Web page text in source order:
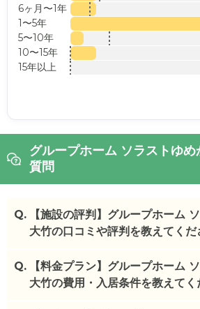
6ヶ月〜1年
1〜5年
5〜10年
10〜15年
15年以上
グループホーム ソラストゆ
質問
Q.
【施設の評判】グループホーム
大竹の口コミや評判を教えてくだ
グループホーム ソラストゆめか大
口コミを確認できます。
Q.
【料金プラン】グループホーム
大竹の費用・入居条件を教えてく